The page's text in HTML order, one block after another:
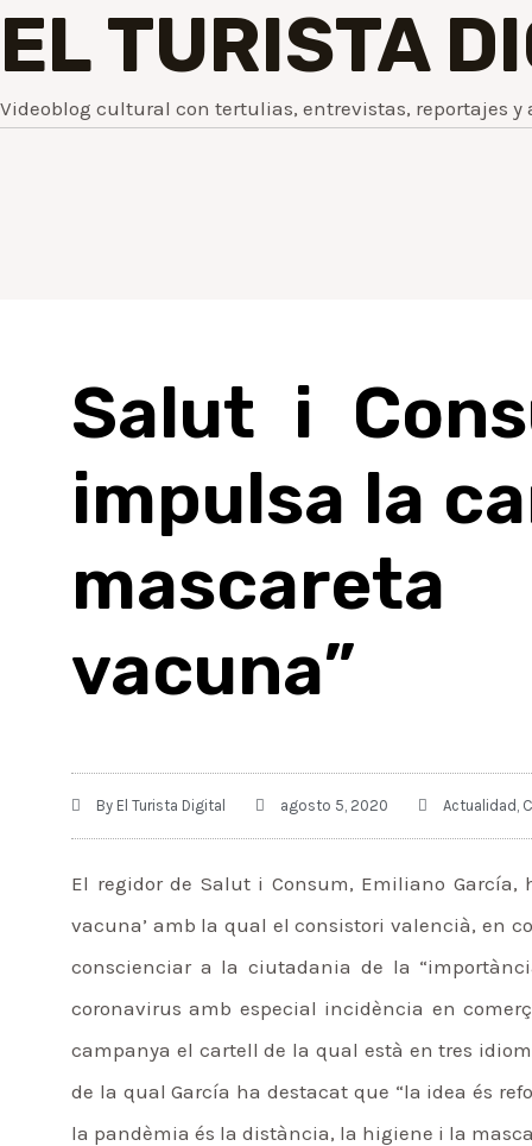
EL TURISTA
Videoblog cultural con tertulias, entrevistas, reportajes y
Salut i
impulsa la
vacuna”
By El Turista Digital agosto 5, 2020 Actualidad
El regidor de Salut i Consum, Emiliano
vacuna’ amb la qual el consistori valencià, en
conscienciar a la ciutadania de la
coronavirus amb especial incidència en
campanya el cartell de la qual està en tres
de la qual García ha destacat que “la idea és
la pandèmia és la distància, la higiene i la